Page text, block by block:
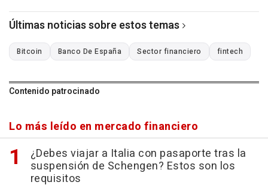
Últimas noticias sobre estos temas
Bitcoin Banco De España Sector financiero fintech
Contenido patrocinado
Lo más leído en mercado financiero
¿Debes viajar a Italia con pasaporte tras la
suspensión de Schengen? Estos son los
requisitos